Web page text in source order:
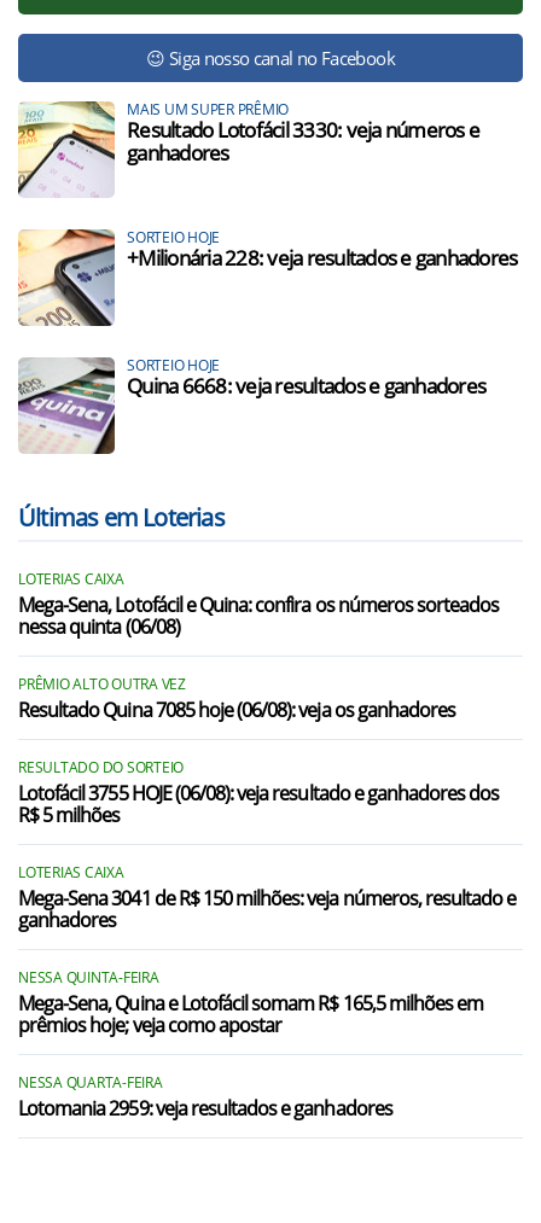
😉 Siga nosso canal no Facebook
MAIS UM SUPER PRÊMIO
Resultado Lotofácil 3330: veja números e
ganhadores
SORTEIO HOJE
+Milionária 228: veja resultados e ganhadores
SORTEIO HOJE
Quina 6668: veja resultados e ganhadores
Últimas em Loterias
LOTERIAS CAIXA
Mega-Sena, Lotofácil e Quina: confira os números sorteados
nessa quinta (06/08)
PRÊMIO ALTO OUTRA VEZ
Resultado Quina 7085 hoje (06/08): veja os ganhadores
RESULTADO DO SORTEIO
Lotofácil 3755 HOJE (06/08): veja resultado e ganhadores dos
R$ 5 milhões
LOTERIAS CAIXA
Mega-Sena 3041 de R$ 150 milhões: veja números, resultado e
ganhadores
NESSA QUINTA-FEIRA
Mega-Sena, Quina e Lotofácil somam R$ 165,5 milhões em
prêmios hoje; veja como apostar
NESSA QUARTA-FEIRA
Lotomania 2959: veja resultados e ganhadores